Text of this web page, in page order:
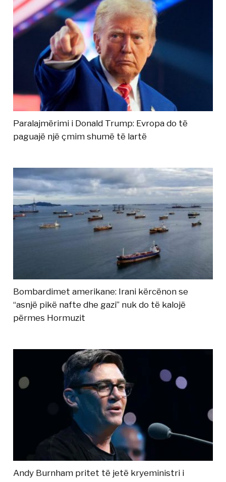
Paralajmërimi i Donald Trump: Evropa do të
paguajë një çmim shumë të lartë
Bombardimet amerikane: Irani kërcënon se
“asnjë pikë nafte dhe gazi” nuk do të kalojë
përmes Hormuzit
Andy Burnham pritet të jetë kryeministri i